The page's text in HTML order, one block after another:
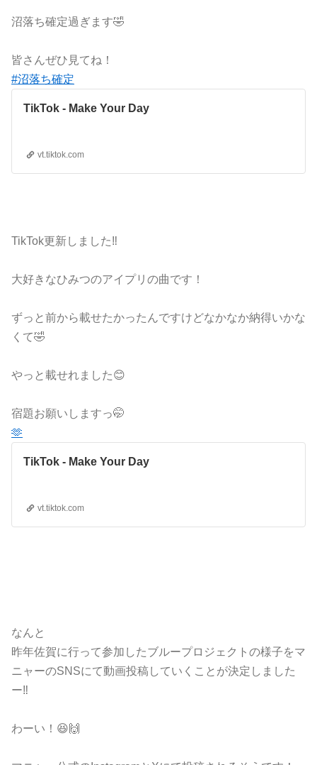
沼落ち確定過ぎます🤣
皆さんぜひ見てね！
#沼落ち確定
TikTok - Make Your Day
vt.tiktok.com
TikTok更新しました‼️
大好きなひみつのアイプリの曲です！
ずっと前から載せたかったんですけどなかなか納得いかな
くて🤣
やっと載せれました😊
宿題お願いしますっ🤭
‪🫶
TikTok - Make Your Day
vt.tiktok.com
なんと
昨年佐賀に行って参加したブループロジェクトの様子をマ
ニャーのSNSにて動画投稿していくことが決定しました
ー‼️
わーい！😆🙌